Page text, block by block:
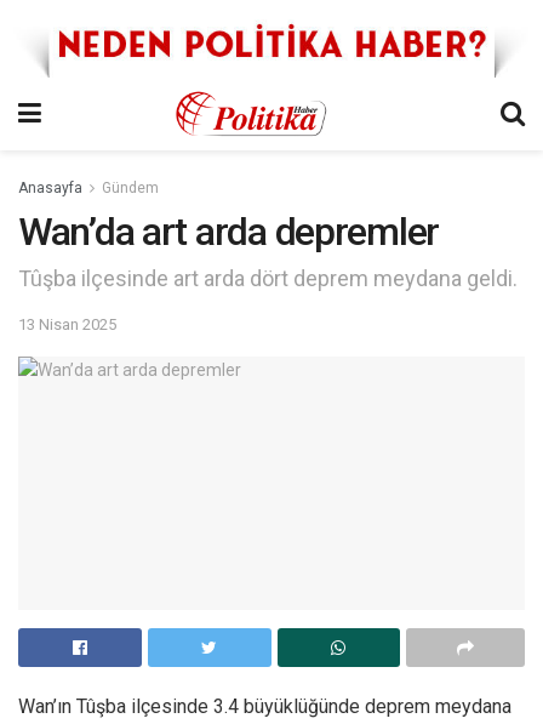
Anasayfa Gündem
Wan’da art arda depremler
Tûşba ilçesinde art arda dört deprem meydana geldi.
13 Nisan 2025
Wan’ın Tûşba ilçesinde 3.4 büyüklüğünde deprem meydana